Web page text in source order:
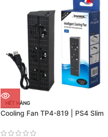
HẾT HÀNG
Cooling Fan TP4-819 | PS4 Slim